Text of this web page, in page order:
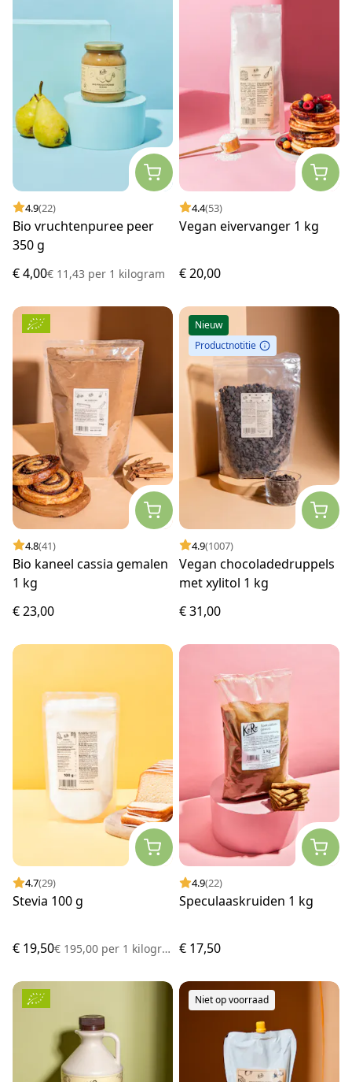
4.9(22)
Bio vruchtenpuree peer
350 g
€ 4,00€ 11,43 per 1 kilogram
4.4(53)
Vegan eivervanger 1 kg
€ 20,00
4.8(41)
Bio kaneel cassia gemalen
1 kg
€ 23,00
Nieuw
Productnotitie
4.9(1007)
Vegan chocoladedruppels
met xylitol 1 kg
€ 31,00
4.7(29)
Stevia 100 g
€ 19,50€ 195,00 per 1 kilogram
4.9(22)
Speculaaskruiden 1 kg
€ 17,50
Niet op voorraad